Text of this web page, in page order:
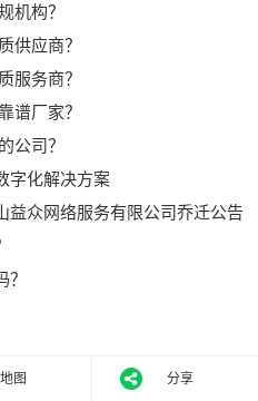
机构？
供应商？
服务商？
谱厂家？
公司？
字化解决方案
益众网络服务有限公司乔迁公告
地图 分享